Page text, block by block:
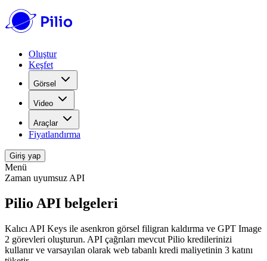
Oluştur
Keşfet
Görsel
Video
Araçlar
Fiyatlandırma
Giriş yap
Menü
Zaman uyumsuz API
Pilio API belgeleri
Kalıcı API Keys ile asenkron görsel filigran kaldırma ve GPT Image
2 görevleri oluşturun. API çağrıları mevcut Pilio kredilerinizi
kullanır ve varsayılan olarak web tabanlı kredi maliyetinin 3 katını